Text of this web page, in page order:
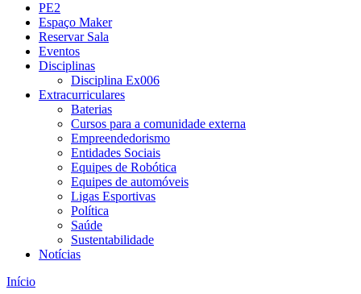
PE2
Espaço Maker
Reservar Sala
Eventos
Disciplinas
Disciplina Ex006
Extracurriculares
Baterias
Cursos para a comunidade externa
Empreendedorismo
Entidades Sociais
Equipes de Robótica
Equipes de automóveis
Ligas Esportivas
Política
Saúde
Sustentabilidade
Notícias
Início